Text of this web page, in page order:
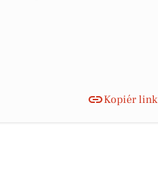
Kopiér link